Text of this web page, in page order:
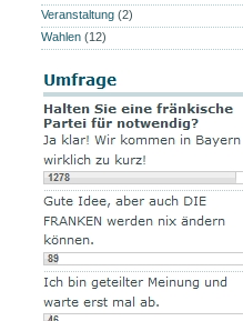
Veranstaltung (2)
Wahlen (12)